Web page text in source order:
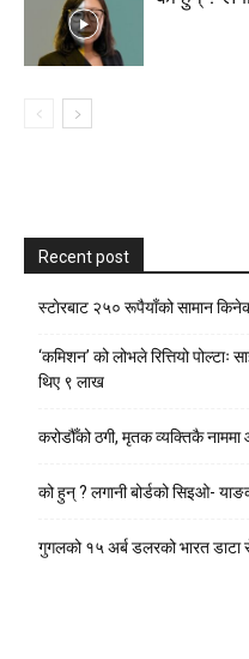
Recent post
स्टाेरबाट २५० रूपैयाँको सामान
‘कमिशन’ को लोभले रित्तियो
थिए ९ लाख
करोडौँको ठगी, मृतक व्यक्तिकै नाममा
को हुन् ? लगानी बोर्डको सिइओ-
गुगलको १५ अर्ब डलरको भारत डाटा